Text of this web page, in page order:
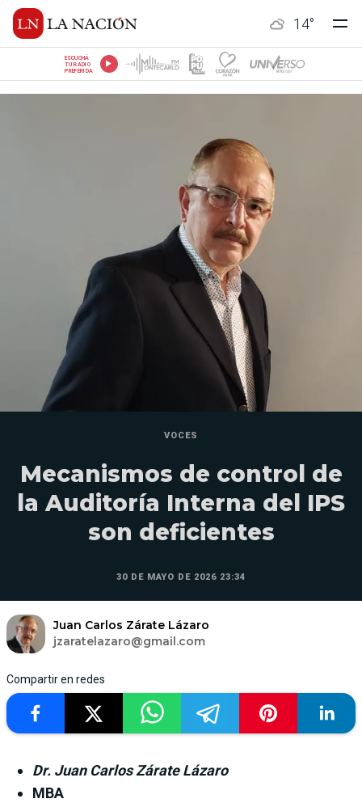
14°
ESCUCHÁ
TU RADIO
PREFERIDA
VOCES
Mecanismos de control de
la Auditoría Interna del IPS
son deficientes
30 DE MAYO DE 2026 23:34
Juan Carlos Zárate Lázaro
jzaratelazaro@gmail.com
Compartir en redes
Dr. Juan Carlos Zárate Lázaro
MBA